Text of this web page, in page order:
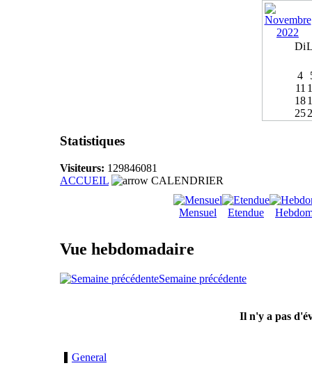
Di
4
11
18
25
Statistiques
Visiteurs: 129846081
ACCUEIL
CALENDRIER
Mensuel Etendue
Vue hebdomadaire
Semaine précédente
Il n'y a pas
General